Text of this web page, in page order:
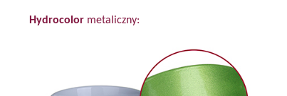
Hydrocolor metaliczny: